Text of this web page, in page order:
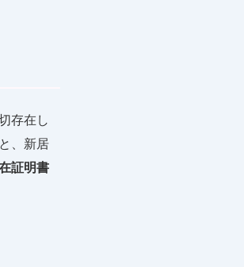
存在し
、新居
証明書